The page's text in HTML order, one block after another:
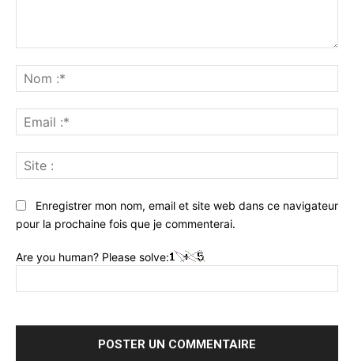
:*
:*
:
Enregistrer mon nom, email et site web dans ce navigateur
pour la prochaine fois que je commenterai.
Are you human? Please solve: